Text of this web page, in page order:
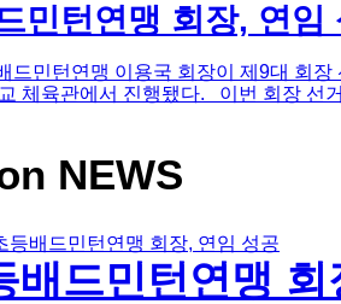
민턴연맹 회장, 연임
드민턴연맹 이용국 회장이 제9대 회
체육관에서 진행됐다. 이번 회장 선
NEWS
배드민턴연맹